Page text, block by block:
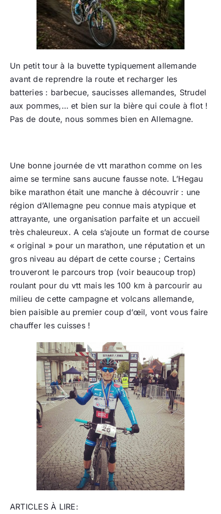
Un petit tour à la buvette typiquement allemande
avant de reprendre la route et recharger les
batteries : barbecue, saucisses allemandes, Strudel
aux pommes,… et bien sur la bière qui coule à flot !
Pas de doute, nous sommes bien en Allemagne.
Une bonne journée de vtt marathon comme on les
aime se termine sans aucune fausse note. L’Hegau
bike marathon était une manche à découvrir : une
région d’Allemagne peu connue mais atypique et
attrayante, une organisation parfaite et un accueil
très chaleureux. A cela s’ajoute un format de course
« original » pour un marathon, une réputation et un
gros niveau au départ de cette course ; Certains
trouveront le parcours trop (voir beaucoup trop)
roulant pour du vtt mais les 100 km à parcourir au
milieu de cette campagne et volcans allemande,
bien paisible au premier coup d’œil, vont vous faire
chauffer les cuisses !
ARTICLES À LIRE: